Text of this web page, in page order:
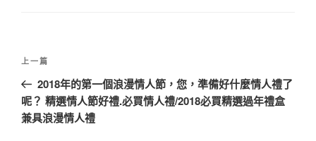
文
導
覽
上
一
篇
文
上一篇
2018年的第一個浪漫情人節，您，準備好什麼情人禮了
呢？ 精選情人節好禮.必買情人禮/2018必買精選過年禮盒
兼具浪漫情人禮